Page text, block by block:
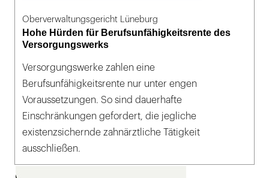
Oberverwaltungsgericht Lüneburg
Hohe Hürden für Berufsunfähigkeitsrente des
Versorgungswerks
Versorgungswerke zahlen eine
Berufsunfähigkeitsrente nur unter engen
Voraussetzungen. So sind dauerhafte
Einschränkungen gefordert, die jegliche
existenzsichernde zahnärztliche Tätigkeit
ausschließen.